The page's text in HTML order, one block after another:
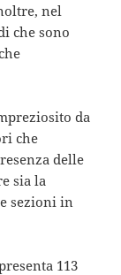
nel
che sono
da
che
delle
sia la
sezioni in
113